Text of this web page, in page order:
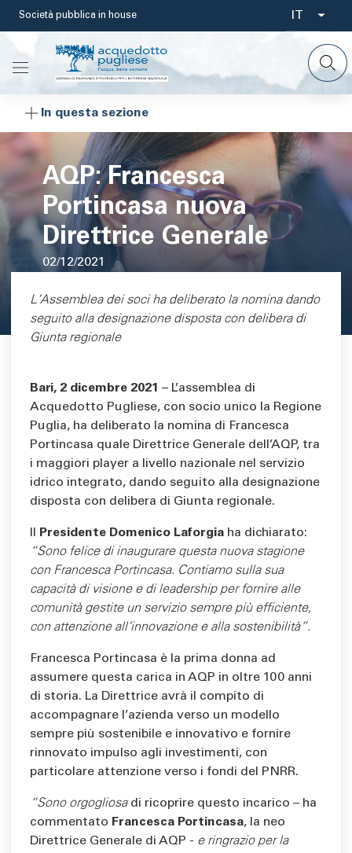
Salta
contenuto
principale
Società pubblica in house
Select
your
IT
In questa sezione
AQP: Francesca
Portincasa nuova
Direttrice Generale
02/12/2021
Area di testo
L’Assemblea dei soci ha deliberato la nomina dando
seguito alla designazione disposta con delibera di
Giunta regionale
Bari, 2 dicembre 2021 – L’assemblea di
Acquedotto Pugliese, con socio unico la Regione
Puglia, ha deliberato la nomina di Francesca
Portincasa quale Direttrice Generale dell’AQP, tra
i maggiori player a livello nazionale nel servizio
idrico integrato, dando seguito alla designazione
disposta con delibera di Giunta regionale.
Presidente Domenico Laforgia ha dichiarato:
“Sono felice di inaugurare questa nuova stagione
con Francesca Portincasa. Contiamo sulla sua
capacità di visione e di leadership per fornire alle
comunità gestite un servizio sempre più efficiente,
con attenzione all’innovazione e alla sostenibilità”.
Francesca Portincasa è la prima donna ad
assumere questa carica in AQP in oltre 100 anni
di storia. La Direttrice avrà il compito di
accompagnare l’azienda verso un modello
sempre più sostenibile e innovativo e fornire
rinnovato impulso agli investimenti, con
particolare attenzione verso i fondi del PNRR.
“Sono orgogliosadi ricoprire questo incarico – ha
commentato Francesca Portincasa, la neo
Direttrice Generale di AQP - e ringrazio per la